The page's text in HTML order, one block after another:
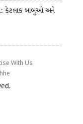
કેટલાક બાબુઓ અને
With Us